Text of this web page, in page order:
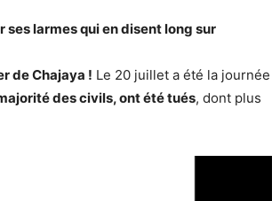
ses larmes qui en disent long sur
de Chajaya ! Le 20 juillet a été la journée
des civils, ont été tués, dont plus